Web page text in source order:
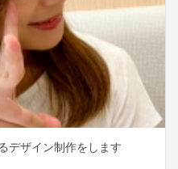
デザイン制作をします